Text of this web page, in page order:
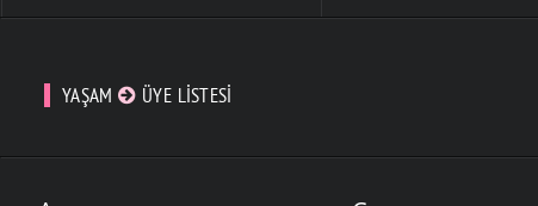
17 AĞUSTOS TA
ALI YÜKSEL - 15 AĞUSTOS
HAVA OKYANUSU CANLI
YAŞAM ÜYE LISTESI